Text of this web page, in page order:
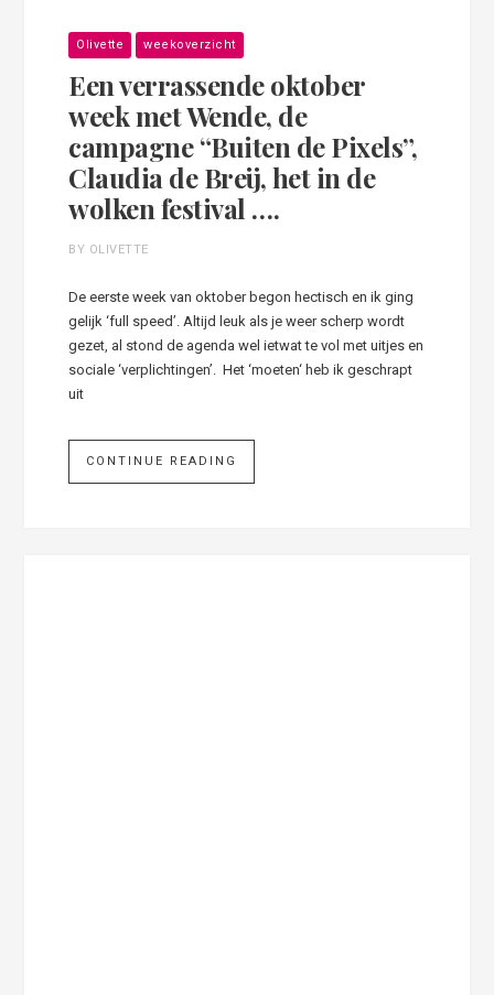
Olivette weekoverzicht
Een verrassende oktober
week met Wende, de
campagne “Buiten de Pixels”,
Claudia de Breij, het in de
wolken festival ….
BY OLIVETTE
De eerste week van oktober begon hectisch en ik ging
gelijk ‘full speed’. Altijd leuk als je weer scherp wordt
gezet, al stond de agenda wel ietwat te vol met uitjes en
sociale ‘verplichtingen’. Het ‘moeten‘ heb ik geschrapt
uit
CONTINUE READING